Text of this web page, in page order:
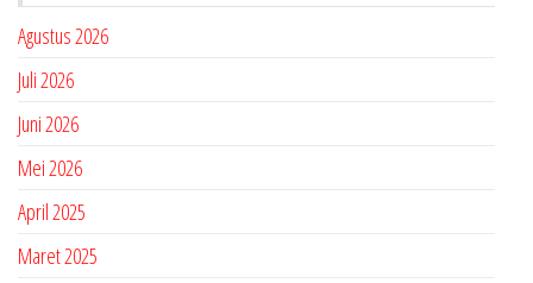
Agustus 2026
Juli 2026
Juni 2026
Mei 2026
April 2025
Maret 2025